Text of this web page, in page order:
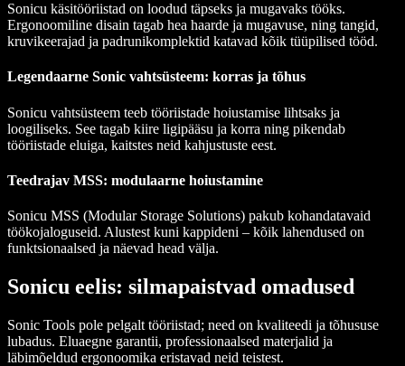
Sonicu käsitööriistad on loodud täpseks ja mugavaks tööks.
Ergonoomiline disain tagab hea haarde ja mugavuse, ning tangid,
kruvikeerajad ja padrunikomplektid katavad kõik tüüpilised tööd.
Legendaarne Sonic vahtsüsteem: korras ja tõhus
Sonicu vahtsüsteem teeb tööriistade hoiustamise lihtsaks ja
loogiliseks. See tagab kiire ligipääsu ja korra ning pikendab
tööriistade eluiga, kaitstes neid kahjustuste eest.
Teedrajav MSS: modulaarne hoiustamine
Sonicu MSS (Modular Storage Solutions) pakub kohandatavaid
töökojaloguseid. Alustest kuni kappideni – kõik lahendused on
funktsionaalsed ja näevad head välja.
Sonicu eelis: silmapaistvad omadused
Sonic Tools pole pelgalt tööriistad; need on kvaliteedi ja tõhususe
lubadus. Eluaegne garantii, professionaalsed materjalid ja
läbimõeldud ergonoomika eristavad neid teistest.